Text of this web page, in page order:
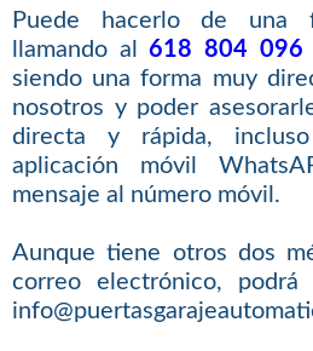
Puede hacerlo de una
llamando al618 804 096
siendo una forma muy
nosotros y poder
directa y rápida,
aplicación móvil
mensaje al número móvil.
Aunque tiene otros dos
correo electrónico,